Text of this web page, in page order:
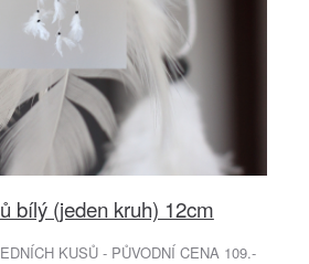
bílý (jeden kruh) 12cm
KUSŮ - PŮVODNÍ CENA 109.-